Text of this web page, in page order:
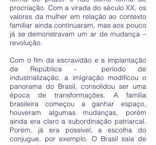
procriação. Com a virada do século XX, os
valores da mulher em relação ao contexto
familiar ainda continuaram, mas aos pouco
já se demonstravam um ar de mudança –
revolução.
Com o fim da escravidão e a implantação
da República - período de
industrialização, a imigração modificou o
panorama do Brasil, consolidou ser uma
época de transformações. A família
brasileira começou a ganhar espaço,
houveram algumas mudanças, porém
ainda era claro a subordinação patriarcal.
Porém, já era possível, a escolha do
conjugue, por exemplo. O Brasil saía de